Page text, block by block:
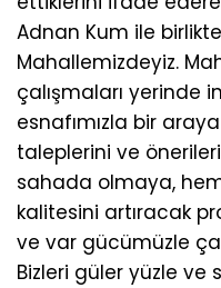
Adnan Kum ile
Mahallemizdeyiz.
çalışmaları yerinde
esnafımızla bir
taleplerini ve
sahada olmaya,
kalitesini artıracak
ve var gücümüzle
Bizleri güler yüzle